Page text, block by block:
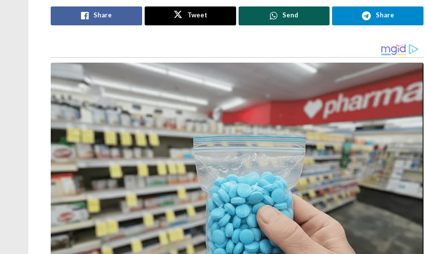
വാരിക്കോരികൊടുക്കുന്ന സർക്കാർ സാധാരണ
തൊഴിലാളികളെ ശത്രുത മനോഭാവത്തോടെ കാണുന്നത്അംഗീകരിക്കാൻ സാധിക്കുകയില്ല”
വിഷയം അനുഭാവപൂർവ്വം പരിഗണിച്ച് ആശമാരുടെ ന്യായമായ ആവശ്യങ്ങൾ
അംഗീകരിക്കാൻസർക്കാർ തയ്യാറാകണമെന്ന് ശ്രീകുമാർ ആവശ്യപ്പെട്ടു.
ഡി എസ് ജെ പി പ്രതിനിധികൾ കേരള ആശാവർക്കർ ഹെൽത്ത് അസോസിയേഷൻ
ജനറൽസെക്രട്ടറി എം.എ. ബിന്ദു, സംസ്ഥാന പ്രസിഡന്റ് വി.കെ.സദാനന്ദൻ, വൈസ്
പ്രസിഡന്റുമാരായഎസ്.മിനി, കെ.പി.റോസമ്മ, തുടങ്ങിയവരുമായി സംസാരിച്ചു തങ്ങളുടെ
പിന്തുണ അറിയിച്ചു.
മൂന്നുമാസത്തെ വേതനക്കുടിശ്ശിക ഉടനടി നൽകുക, ഓണറേറിയം വർധിപ്പിക്കുക,
ഓണറേറിയത്തിന്ഏർപ്പെടുത്തിയിരിക്കുന്ന മാനദണ്ഡങ്ങൾ പിൻവലിക്കുക, വിരമിക്കൽ
ആനുകൂല്യം പ്രഖ്യാപിക്കാതെ62 വയസ്സിൽ ആശമാരെ പിരിച്ചുവിടാനുള്ള ഉത്തരവ് പിൻവലിക്കുക,
അഞ്ചുലക്ഷം രൂപ വിരമിക്കൽആനുകൂല്യം നൽകുക തുടങ്ങിയ ആവശ്യങ്ങൾ ഉന്നയിച്ചാണ്
സമരം.
Tags: Asha Workers
Share Tweet Send Share